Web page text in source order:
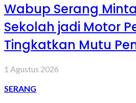
Wabup Serang
Sekolah jadi Motor
Tingkatkan Mutu
1 Agustus 2026
SERANG